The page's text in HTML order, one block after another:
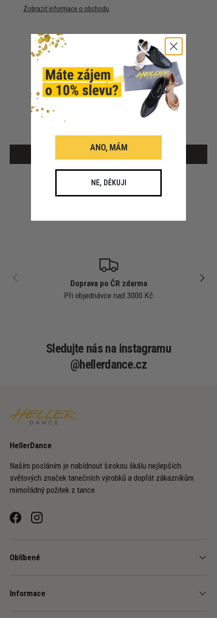
Zobrazit informace o obchodu
Co říkají naši zákazníci
Napsat recenzi
PŘEDCHOZÍ DALŠÍ
Doprava po ČR zdarma
Při objednávce nad 3000 Kč
Sledujte nás na instagramu
@hellerdance.cz
HellerDance
Naším posláním je nabídnout širokou škálu nejlepších
světových značek tanečních výrobků a dopřát zákazníkům
mimořádný požitek z tance.
FacebookInstagram
Oblíbené
Informace
ANO, MÁM
NE, DĚKUJI